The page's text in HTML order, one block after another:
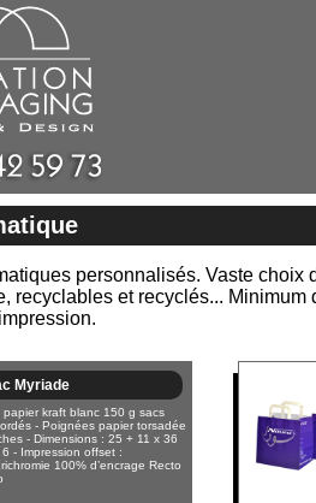
personnalisés. Vaste choix
recyclables et recyclés...
Myriade
papier kraft blanc 150 g sacs
- Poignées papier torsadée
- Dimensions : 25 + 11 x 36
6 - Impression offset :
100% d’encrage Recto